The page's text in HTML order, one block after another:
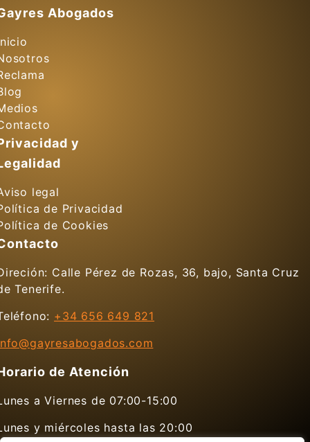
Abogados
y
legal
de Privacidad
de Cookies
Calle Pérez de Rozas, 36, bajo, Santa Cruz
Tenerife.
+34 656 649 821
de Atención
a Viernes de 07:00-15:00
y miércoles hasta las 20:00